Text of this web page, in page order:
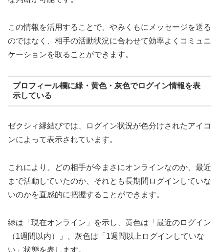
この情報を活用することで、やみくもにメッセージを送る
のではなく、相手の活動状況に合わせて効率よくコミュニ
ケーションを取ることができます。
プロフィール欄に緑・黄色・灰色でログイン情報を表
示している
ゼクシィ縁結びでは、ログイン状況が色分けされたアイコ
ンによって表示されています。
これにより、どの相手が今まさにオンラインなのか、最近
まで活動していたのか、それとも長期間ログインしていな
いのかを直感的に把握することができます。
緑は「現在オンライン」を示し、黄色は「最近のログイン
（1週間以内）」、灰色は「1週間以上ログインしていな
い」状態を表します。